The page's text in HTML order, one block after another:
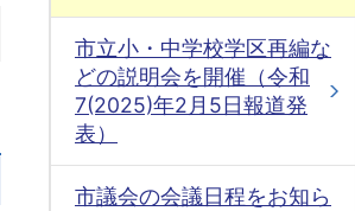
市立小・中学校学区再編な
どの説明会を開催（令和
7(2025)年2月5日報道発
表）
市議会の会議日程をお知ら